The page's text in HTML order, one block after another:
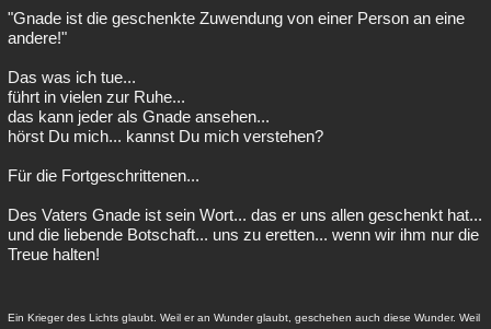
"Gnade ist die geschenkte Zuwendung von einer Person an eine
andere!"
Das was ich tue...
führt in vielen zur Ruhe...
das kann jeder als Gnade ansehen...
hörst Du mich... kannst Du mich verstehen?
Für die Fortgeschrittenen...
Des Vaters Gnade ist sein Wort... das er uns allen geschenkt hat...
und die liebende Botschaft... uns zu eretten... wenn wir ihm nur die
Treue halten!
Ein Krieger des Lichts glaubt. Weil er an Wunder glaubt, geschehen auch diese Wunder. Weil